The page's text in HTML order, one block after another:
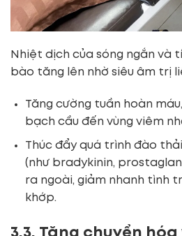
Nhiệt dịch của sóng ngắn và
bào tăng lên nhờ siêu âm trị
Tăng cường tuần hoàn
bạch cầu đến vùng viêm
Thúc đẩy quá trình đào
(như bradykinin,
ra ngoài, giảm nhanh tình
khớp.
3.3. Tăng chuyển